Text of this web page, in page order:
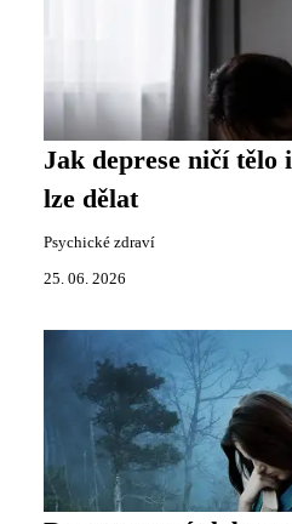
Jak deprese ničí tělo
lze dělat
Psychické zdraví
25. 06. 2026